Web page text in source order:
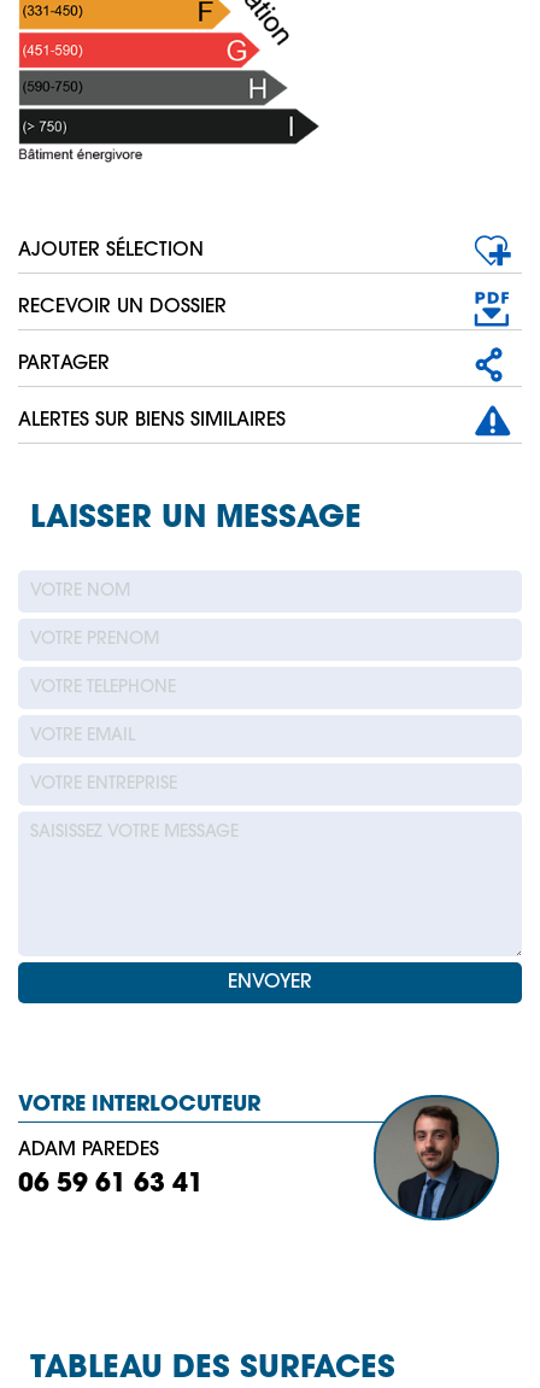
AJOUTER SÉLECTION
RECEVOIR UN DOSSIER
PARTAGER
ALERTES SUR BIENS SIMILAIRES
LAISSER UN MESSAGE
VOTRE INTERLOCUTEUR
ADAM PAREDES
06 59 61 63 41
TABLEAU DES SURFACES